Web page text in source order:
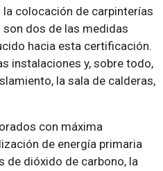
colocación de carpinterías
dos de las medidas
hacia esta certificación.
instalaciones y, sobre todo,
la sala de calderas,
con máxima
de energía primaria
de dióxido de carbono, la